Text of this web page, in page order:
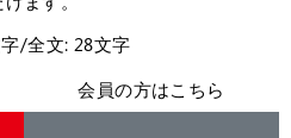
/全文: 28文字
会員の方はこちら